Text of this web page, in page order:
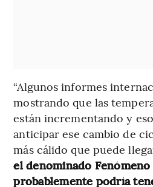
“Algunos informes
mostrando que las
están incrementando y
anticipar ese cambio de
más cálido que puede
el denominado
probablemente podría